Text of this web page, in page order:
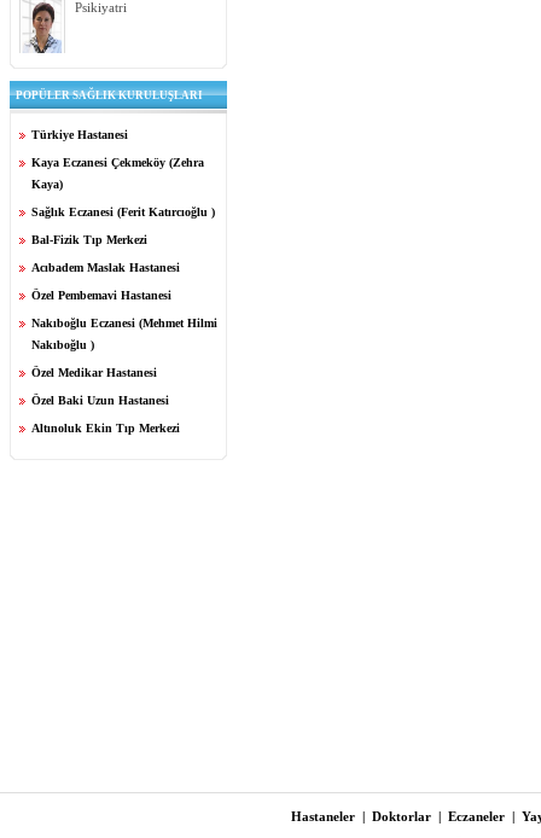
Psikiyatri
POPÜLER SAĞLIK KURULUŞLARI
Türkiye Hastanesi
Kaya Eczanesi Çekmeköy (Zehra
Kaya)
Sağlık Eczanesi (Ferit Katırcıoğlu )
Bal-Fizik Tıp Merkezi
Acıbadem Maslak Hastanesi
Özel Pembemavi Hastanesi
Nakıboğlu Eczanesi (Mehmet Hilmi
Nakıboğlu )
Özel Medikar Hastanesi
Özel Baki Uzun Hastanesi
Altınoluk Ekin Tıp Merkezi
Hastaneler | Doktorlar | Eczaneler |